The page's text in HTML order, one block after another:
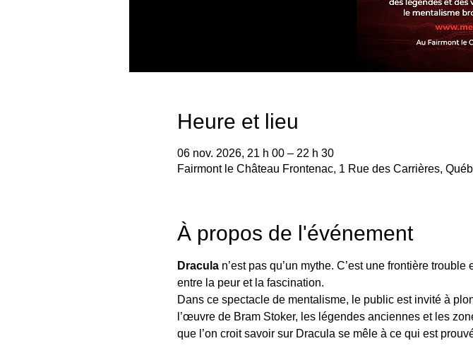
Heure et lieu
06 nov. 2026, 21 h 00 – 22 h 30
Fairmont le Château Frontenac, 1 Rue des Carrières,
À propos de l'événement
Dracula n’est pas qu’un mythe. C’est une frontière
entre la peur et la fascination.
Dans ce spectacle de mentalisme, le public est invité à
l’œuvre de Bram Stoker, les légendes anciennes et les
que l’on croit savoir sur Dracula se mêle à ce qui est